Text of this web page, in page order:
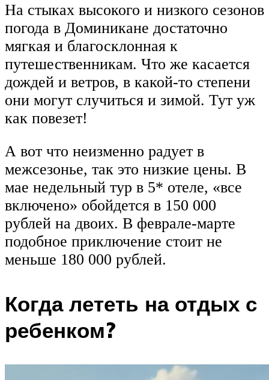
На стыках высокого и низкого сезонов
погода в Доминикане достаточно
мягкая и благосклонная к
путешественникам. Что же касается
дождей и ветров, в какой-то степени
они могут случиться и зимой. Тут уж
как повезет!
А вот что неизменно радует в
межсезонье, так это низкие цены. В
мае недельный тур в 5* отеле, «все
включено» обойдется в 150 000
рублей на двоих. В феврале-марте
подобное приключение стоит не
меньше 180 000 рублей.
Когда лететь на отдых с
ребенком?